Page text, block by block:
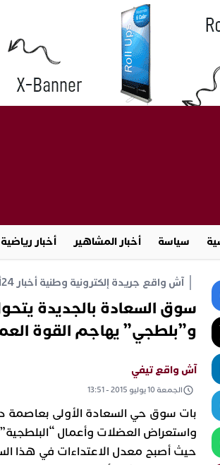
سياسة أخبار المشاهير أخبار رياضية
آش واقع جريدة إلكترونية وطنية أخبار 24
سوق السعادة بالجديدة
و”بلطجي” يهاجم القوة العمومية
آش واقع تيفي
الجمعة 10 يوليو 2015 - 13:51
بات سوق حي السعادة الأولى بعاصمة
واستعراض العضلات وأعمال
حيث أصبح معدل الاعتداءات في هذا